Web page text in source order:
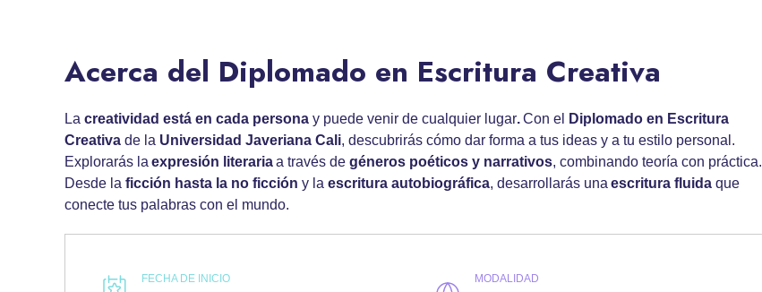
Acerca del Diplomado en Escritura Creativa
La creatividad está en cada persona y puede venir de cualquier lugar.Con el
Diplomado en Escritura
Creativa de la Universidad Javeriana Cali, descubrirás cómo dar forma a tus ideas y a tu estilo personal.
Explorarás la expresión literariaa través de géneros poéticos y narrativos, combinando teoría con práctica.
Desde la ficción hasta la no ficción y la escritura autobiográfica, desarrollarás una escritura fluida que
conecte tus palabras con el mundo.
FECHA DE INICIO MODALIDAD